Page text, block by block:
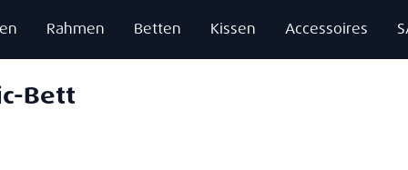
Rahmen Betten Kissen Accessoires
Bett